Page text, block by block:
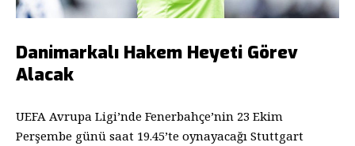
Danimarkalı Hakem Heyeti Görev
Alacak
UEFA Avrupa Ligi’nde Fenerbahçe’nin 23 Ekim
Perşembe günü saat 19.45’te oynayacağı Stuttgart